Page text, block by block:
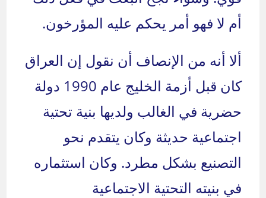
أم لا فهو أمر يحكم عليه المؤرخون.
ألا أنه من الإنصاف أن نقول إن العراق
كان قبل أزمة الخليج عام 1990 دولة
حضرية في الغالب ولديها بنية تحتية
اجتماعية حديثة وكان يتقدم نحو
التصنيع بشكل مطرد. وكان استثماره
في بنيته التحتية الاجتماعية